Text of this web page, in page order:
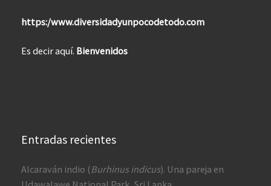
https:/www.diversidadyunpocodetodo.com
Es decir aquí. Bienvenidos
Entradas recientes
Alcaraván indio (Burhinus indicus). Una pareja en